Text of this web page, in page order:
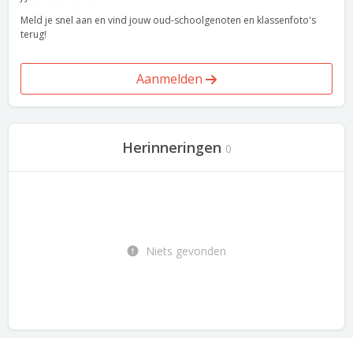
Meld je snel aan en vind jouw oud-schoolgenoten en klassenfoto's
terug!
Aanmelden
Herinneringen 0
Niets gevonden